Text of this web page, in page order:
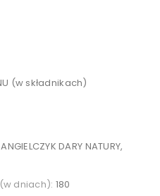
(w składnikach)
DARY NATURY,
(w dniach): 180